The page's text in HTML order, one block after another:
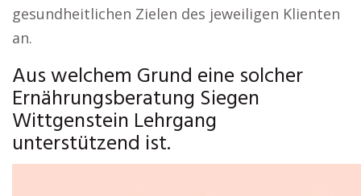
gesundheitlichen Zielen des jeweiligen Klienten
an.
Aus welchem Grund eine solcher
Ernährungsberatung Siegen
Wittgenstein Lehrgang
unterstützend ist.